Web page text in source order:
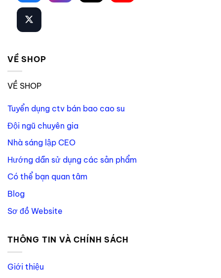
VỀ SHOP
VỀ SHOP
Tuyển dụng ctv bán bao cao su
Đội ngũ chuyên gia
Nhà sáng lập CEO
Hướng dẫn sử dụng các sản phẩm
Có thể bạn quan tâm
Blog
Sơ đồ Website
THÔNG TIN VÀ CHÍNH SÁCH
Giới thiệu